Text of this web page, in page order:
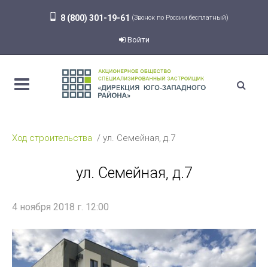
8 (800) 301-19-61 (Звонок по России бесплатный)
Войти
Ход строительства ул. Семейная, д.7
ул. Семейная, д.7
4 ноября 2018 г. 12:00